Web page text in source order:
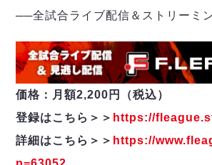
──全試合ライブ配信＆ストリーミ
価格：月額2,200円（税込）
登録はこちら＞＞ https://
詳細はこちら＞＞ https://